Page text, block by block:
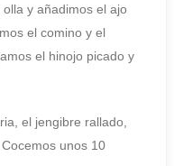
y añadimos el ajo
el comino y el
el hinojo picado y
el jengibre rallado,
unos 10